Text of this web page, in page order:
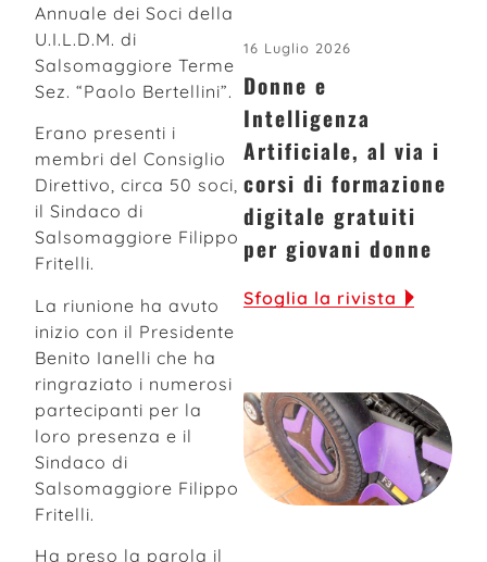
Annuale dei Soci della
U.I.L.D.M. di
Salsomaggiore Terme
Sez. “Paolo Bertellini”.
Erano presenti i
membri del Consiglio
Direttivo, circa 50 soci,
il Sindaco di
Salsomaggiore Filippo
Fritelli.
La riunione ha avuto
inizio con il Presidente
Benito Ianelli che ha
ringraziato i numerosi
partecipanti per la
loro presenza e il
Sindaco di
Salsomaggiore Filippo
Fritelli.
Ha preso la parola il
16 Luglio 2026
Donne e
Intelligenza
Artificiale, al via i
corsi di formazione
digitale gratuiti
per giovani donne
Sfoglia la rivista